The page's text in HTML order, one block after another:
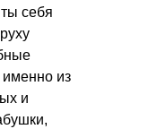
себя
из
и